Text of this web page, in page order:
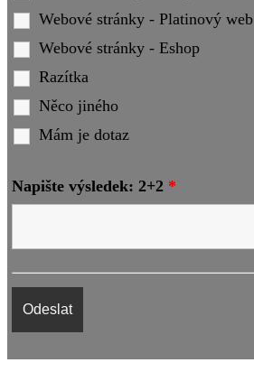
Webové stránky - Platinový web
Webové stránky - Eshop
Razítka
Něco jiného
Mám je dotaz
Napište výsledek: 2+2 *